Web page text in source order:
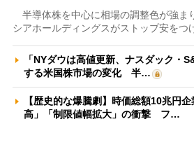
半導体株を中心に相場の調整色が強ま
シアホールディングスがストップ安をつ
「NYダウは高値更新、ナスダック・
する米国株市場の変化 半…
【歴史的な爆騰劇】時価総額10兆円
高」「制限値幅拡大」の衝撃 フ…